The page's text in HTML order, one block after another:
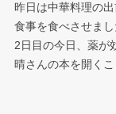
昨日は中華料理の
食事を食べさせまし
2日目の今日、薬が
晴さんの本を開く